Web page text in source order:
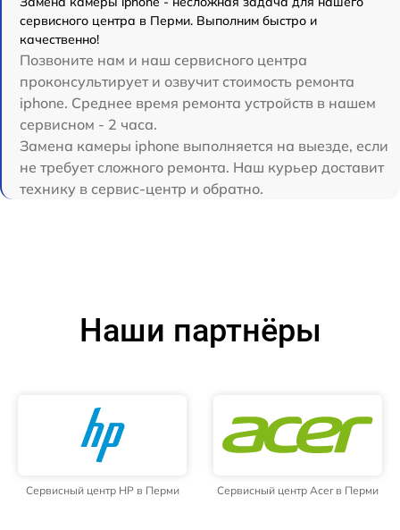
сервисного центра в Перми. Выполним быстро и
качественно!
Позвоните нам и наш сервисного центра
проконсультирует и озвучит стоимость ремонта
iphone. Среднее время ремонта устройств в нашем
сервисном - 2 часа.
Замена камеры iphone выполняется на выезде, если
не требует сложного ремонта. Наш курьер доставит
технику в сервис-центр и обратно.
Наши партнёры
Сервисный центр HP в Перми Сервисный центр Acer в Перми